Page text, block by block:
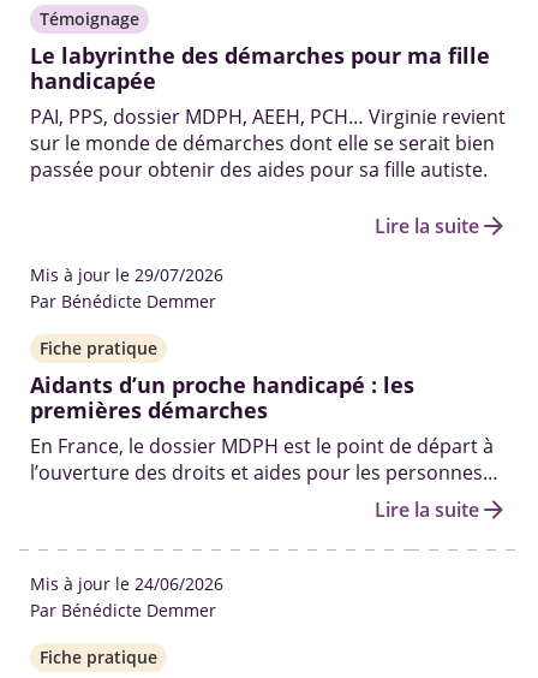
Témoignage
Le labyrinthe des démarches pour ma fille
handicapée
PAI, PPS, dossier MDPH, AEEH, PCH… Virginie revient
sur le monde de démarches dont elle se serait bien
passée pour obtenir des aides pour sa fille autiste.
Lire la suitearrow_forward
Mis à jour le 29/07/2026
Par Bénédicte Demmer
Fiche pratique
Aidants d’un proche handicapé : les
premières démarches
En France, le dossier MDPH est le point de départ à
l’ouverture des droits et aides pour les personnes
en situation de handicap. Qui peut vous aider à le
remplir ? Quelles sont les autres démarches pour
obtenir des solutions ? On fait le point.
Lire la suitearrow_forward
Mis à jour le 24/06/2026
Par Bénédicte Demmer
Fiche pratique